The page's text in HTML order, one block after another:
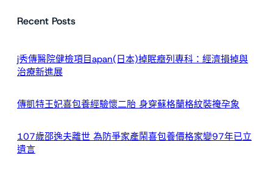
Recent Posts
j秀傳醫院健檢項目apan(日本)掉眠癥列專科：經濟損掉與
治療新進展
傳凱特王妃喜包養經驗懷二胎 身穿蘇格蘭格紋裝掩孕象
107歲邵逸夫離世 為防爭家產鬧喜包養價格家變97年已立
遺言